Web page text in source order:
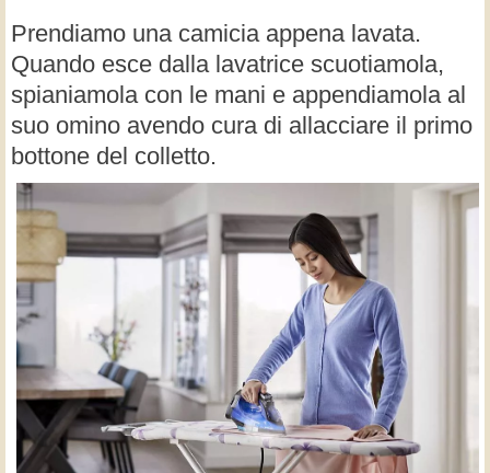
Prendiamo una camicia appena lavata.
Quando esce dalla lavatrice scuotiamola,
spianiamola con le mani e appendiamola al
suo omino avendo cura di allacciare il primo
bottone del colletto.